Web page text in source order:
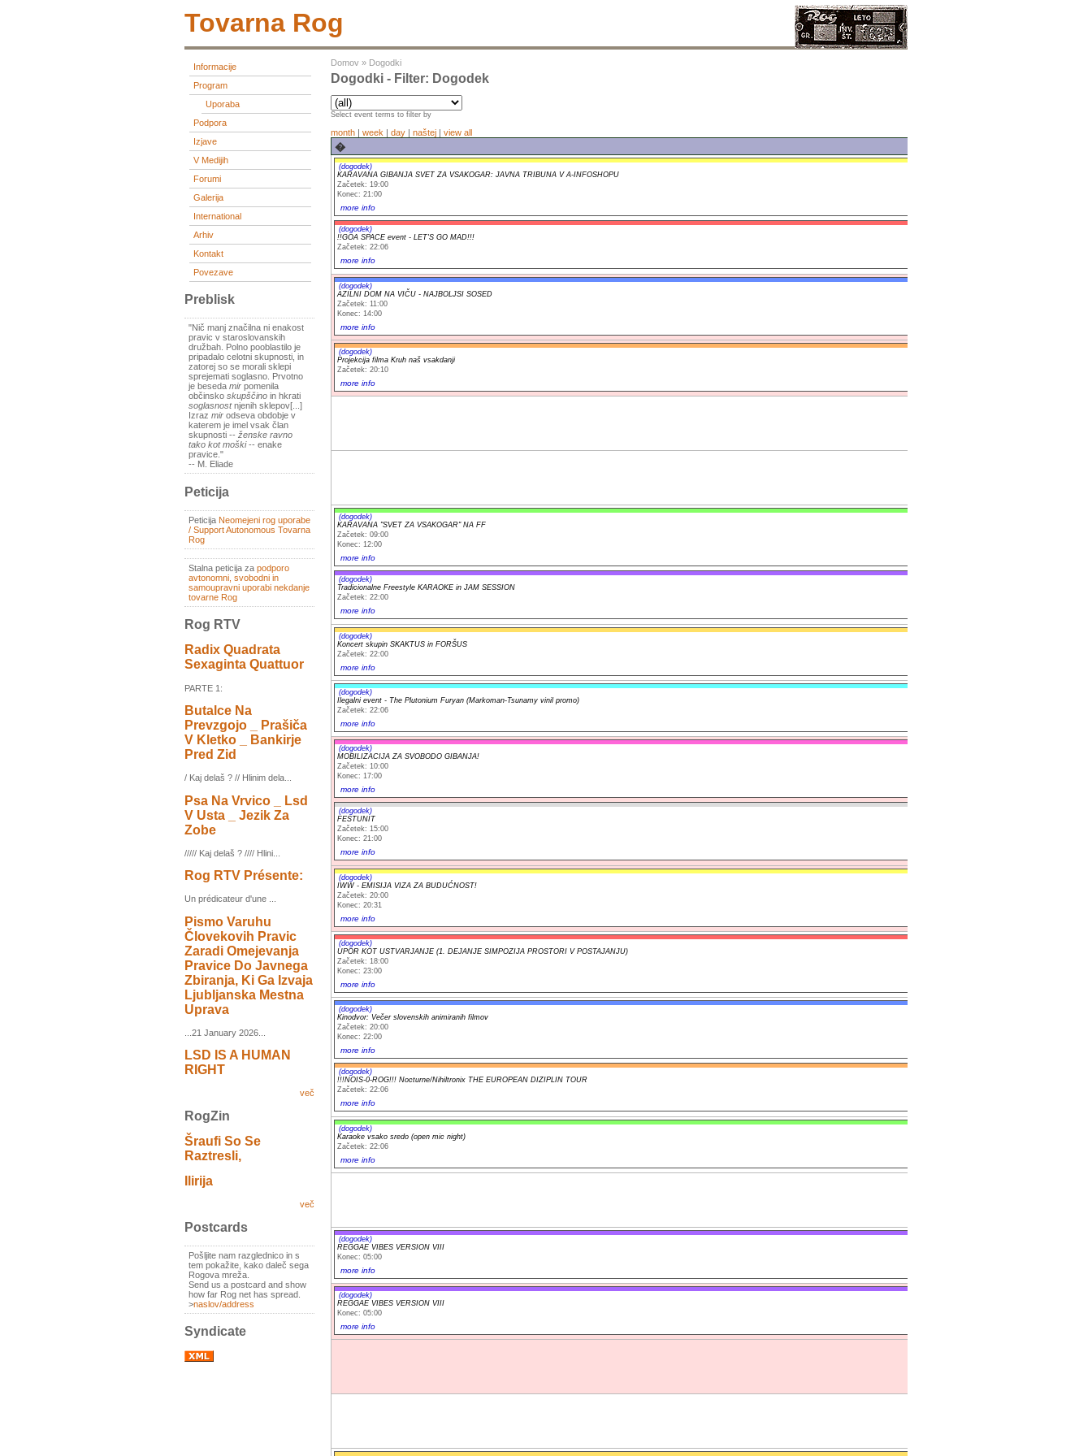
Tovarna Rog
Informacije
Program
Uporaba
Podpora
Izjave
V Medijih
Forumi
Galerija
International
Arhiv
Kontakt
Povezave
Preblisk
"Nič manj značilna ni enakost
pravic v staroslovanskih
družbah. Polno pooblastilo je
pripadalo celotni skupnosti, in
zatorej so se morali sklepi
sprejemati soglasno. Prvotno
je beseda mir pomenila
občinsko skupščino in hkrati
soglasnostnjenih sklepov[...]
Izraz mir odseva obdobje v
katerem je imel vsak član
skupnosti -- ženske ravno
tako kot moški-- enake
pravice."
-- M. Eliade
Peticija
Peticija Neomejeni rog uporabe
/ Support Autonomous Tovarna
Rog
Stalna peticija za podporo
avtonomni, svobodni in
samoupravni uporabi nekdanje
tovarne Rog
Rog RTV
Radix Quadrata
Sexaginta Quattuor
PARTE 1:
Butalce Na
Prevzgojo _ Prašiča
V Kletko _ Bankirje
Pred Zid
/ Kaj delaš ? // Hlinim dela...
Psa Na Vrvico _ Lsd
V Usta _ Jezik Za
Zobe
///// Kaj delaš ? //// Hlini...
Rog RTV Présente:
Un prédicateur d'une ...
Pismo Varuhu
Človekovih Pravic
Zaradi Omejevanja
Pravice Do Javnega
Zbiranja, Ki Ga Izvaja
Ljubljanska Mestna
Uprava
...21 January 2026...
LSD IS A HUMAN
RIGHT
več
RogZin
Šraufi So Se
Raztresli,
Ilirija
več
Postcards
Pošljite nam razglednico in s
tem pokažite, kako daleč sega
Rogova mreža.
Send us a postcard and show
how far Rog net has spread.
>naslov/address
Syndicate
Domov » Dogodki
Dogodki - Filter: Dogodek
Select event terms to filter by
month | week | day | naštej | view all
�
(dogodek)
KARAVANA GIBANJA SVET ZA VSAKOGAR: JAVNA TRIBUNA V A-INFOSHOPU
Začetek: 19:00
Konec: 21:00
more info
(dogodek)
!!GOA SPACE event - LET'S GO MAD!!!
Začetek: 22:06
more info
(dogodek)
AZILNI DOM NA VIČU - NAJBOLJSI SOSED
Začetek: 11:00
Konec: 14:00
more info
(dogodek)
Projekcija filma Kruh naš vsakdanji
Začetek: 20:10
more info
(dogodek)
KARAVANA "SVET ZA VSAKOGAR" NA FF
Začetek: 09:00
Konec: 12:00
more info
(dogodek)
Tradicionalne Freestyle KARAOKE in JAM SESSION
Začetek: 22:00
more info
(dogodek)
Koncert skupin SKAKTUS in FORŠUS
Začetek: 22:00
more info
(dogodek)
Ilegalni event - The Plutonium Furyan (Markoman-Tsunamy vinil promo)
Začetek: 22:06
more info
(dogodek)
MOBILIZACIJA ZA SVOBODO GIBANJA!
Začetek: 10:00
Konec: 17:00
more info
(dogodek)
FESTUNIT
Začetek: 15:00
Konec: 21:00
more info
(dogodek)
IWW - EMISIJA VIZA ZA BUDUĆNOST!
Začetek: 20:00
Konec: 20:31
more info
(dogodek)
UPOR KOT USTVARJANJE (1. DEJANJE SIMPOZIJA PROSTORI V POSTAJANJU)
Začetek: 18:00
Konec: 23:00
more info
(dogodek)
Kinodvor: Večer slovenskih animiranih filmov
Začetek: 20:00
Konec: 22:00
more info
(dogodek)
!!!NOIS-0-ROG!!! Nocturne/Nihiltronix THE EUROPEAN DIZIPLIN TOUR
Začetek: 22:06
more info
(dogodek)
Karaoke vsako sredo (open mic night)
Začetek: 22:06
more info
(dogodek)
REGGAE VIBES VERSION VIII
Konec: 05:00
more info
(dogodek)
REGGAE VIBES VERSION VIII
Konec: 05:00
more info